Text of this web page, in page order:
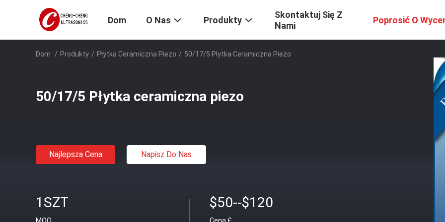
Dom O Nas Produkty
Skontaktuj Się Z
Nami
Poprosić O
Dom / Produkty / Płytka Ceramiczna Piezo / 50/17/5 Płytka Ceramiczna Piezo
50/17/5 Płytka ceramiczna piezo
Najlepsza Cena Napisz Do Nas
1SZT $50--$120